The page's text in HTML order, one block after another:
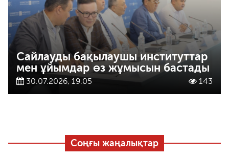
Сайлауды бақылаушы институттар
мен ұйымдар өз жұмысын бастады
30.07.2026, 19:05 143
Соңғы жаңалықтар